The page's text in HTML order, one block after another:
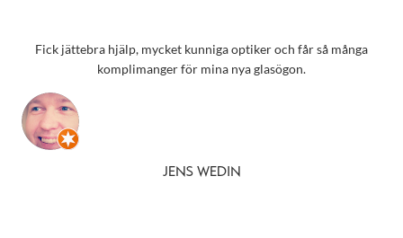
Fick jättebra hjälp, mycket kunniga optiker och får så många
komplimanger för mina nya glasögon.
JENS WEDIN